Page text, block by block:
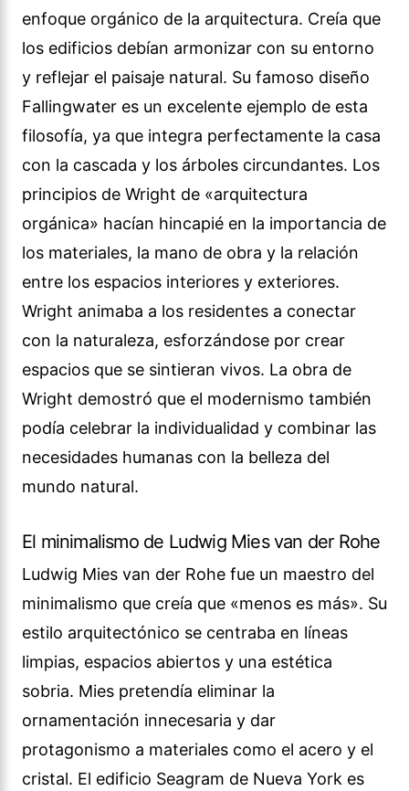
enfoque orgánico de la arquitectura. Creía que
los edificios debían armonizar con su entorno
y reflejar el paisaje natural. Su famoso diseño
Fallingwater es un excelente ejemplo de esta
filosofía, ya que integra perfectamente la casa
con la cascada y los árboles circundantes. Los
principios de Wright de «arquitectura
orgánica» hacían hincapié en la importancia de
los materiales, la mano de obra y la relación
entre los espacios interiores y exteriores.
Wright animaba a los residentes a conectar
con la naturaleza, esforzándose por crear
espacios que se sintieran vivos. La obra de
Wright demostró que el modernismo también
podía celebrar la individualidad y combinar las
necesidades humanas con la belleza del
mundo natural.
El minimalismo de Ludwig Mies van der Rohe
Ludwig Mies van der Rohe fue un maestro del
minimalismo que creía que «menos es más». Su
estilo arquitectónico se centraba en líneas
limpias, espacios abiertos y una estética
sobria. Mies pretendía eliminar la
ornamentación innecesaria y dar
protagonismo a materiales como el acero y el
cristal. El edificio Seagram de Nueva York es